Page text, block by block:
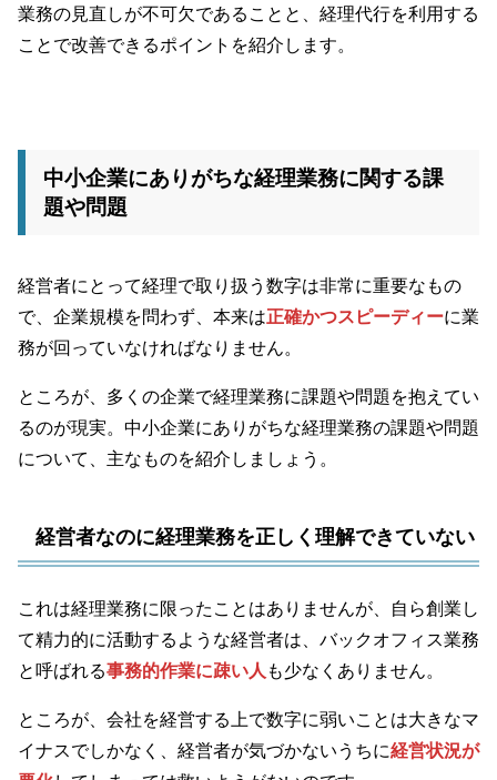
業務の見直しが不可欠であることと、経理代行を利用する
ことで改善できるポイントを紹介します。
中小企業にありがちな経理業務に関する課
題や問題
経営者にとって経理で取り扱う数字は非常に重要なもの
で、企業規模を問わず、本来は正確かつスピーディーに業
務が回っていなければなりません。
ところが、多くの企業で経理業務に課題や問題を抱えてい
るのが現実。中小企業にありがちな経理業務の課題や問題
について、主なものを紹介しましょう。
経営者なのに経理業務を正しく理解できていない
これは経理業務に限ったことはありませんが、自ら創業し
て精力的に活動するような経営者は、バックオフィス業務
と呼ばれる事務的作業に疎い人 も少なくありません。
ところが、会社を経営する上で数字に弱いことは大きなマ
イナスでしかなく、経営者が気づかないうちに経営状況が